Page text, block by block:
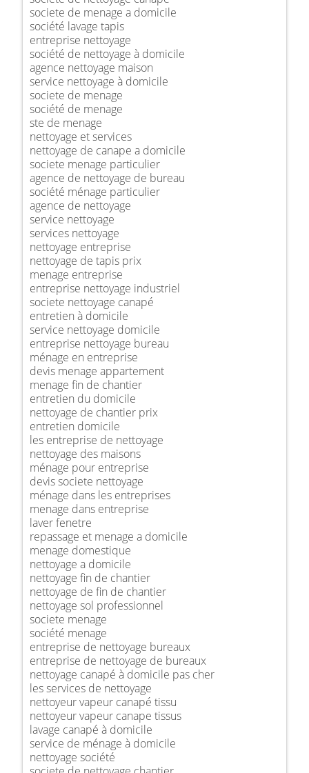
societe de menage a domicile
société lavage tapis
entreprise nettoyage
société de nettoyage à domicile
agence nettoyage maison
service nettoyage à domicile
societe de menage
société de menage
ste de menage
nettoyage et services
nettoyage de canape a domicile
societe menage particulier
agence de nettoyage de bureau
société ménage particulier
agence de nettoyage
service nettoyage
services nettoyage
nettoyage entreprise
nettoyage de tapis prix
menage entreprise
entreprise nettoyage industriel
societe nettoyage canapé
entretien à domicile
service nettoyage domicile
entreprise nettoyage bureau
ménage en entreprise
devis menage appartement
menage fin de chantier
entretien du domicile
nettoyage de chantier prix
entretien domicile
les entreprise de nettoyage
nettoyage des maisons
ménage pour entreprise
devis societe nettoyage
ménage dans les entreprises
menage dans entreprise
laver fenetre
repassage et menage a domicile
menage domestique
nettoyage a domicile
nettoyage fin de chantier
nettoyage de fin de chantier
nettoyage sol professionnel
societe menage
société menage
entreprise de nettoyage bureaux
entreprise de nettoyage de bureaux
nettoyage canapé à domicile pas cher
les services de nettoyage
nettoyeur vapeur canapé tissu
nettoyeur vapeur canape tissus
lavage canapé à domicile
service de ménage à domicile
nettoyage société